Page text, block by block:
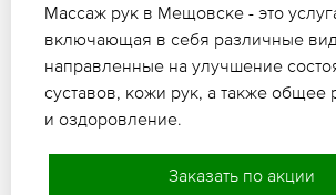
Массаж рук в Мещовске - это
включающая в себя различные
направленные на улучшение
суставов, кожи рук, а также общее
и оздоровление.
Заказать по акции